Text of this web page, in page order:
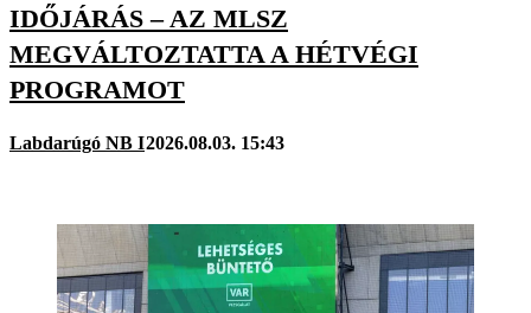
IDŐJÁRÁS – AZ MLSZ
MEGVÁLTOZTATTA A HÉTVÉGI
PROGRAMOT
Labdarúgó NB I2026.08.03. 15:43